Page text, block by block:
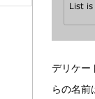
デリケー
らの名前